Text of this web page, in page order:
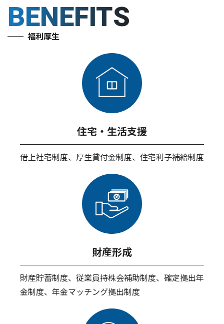
BENEFITS
福利厚生
住宅・生活支援
借上社宅制度、厚生貸付金制度、住宅利子補給制度
財産形成
財産貯蓄制度、従業員持株会補助制度、確定拠出年
金制度、年金マッチング拠出制度